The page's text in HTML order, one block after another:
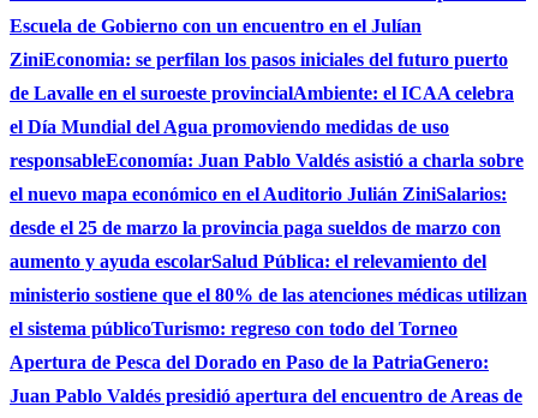
Escuela de Gobierno con un encuentro en el Julían
ZiniEconomia: se perfilan los pasos iniciales del futuro puerto
de Lavalle en el suroeste provincialAmbiente: el ICAA celebra
el Día Mundial del Agua promoviendo medidas de uso
responsableEconomía: Juan Pablo Valdés asistió a charla sobre
el nuevo mapa económico en el Auditorio Julián ZiniSalarios:
desde el 25 de marzo la provincia paga sueldos de marzo con
aumento y ayuda escolarSalud Pública: el relevamiento del
ministerio sostiene que el 80% de las atenciones médicas utilizan
el sistema públicoTurismo: regreso con todo del Torneo
Apertura de Pesca del Dorado en Paso de la PatriaGenero:
Juan Pablo Valdés presidió apertura del encuentro de Areas de